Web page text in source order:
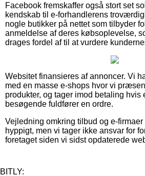
Facebook fremskaffer også stort set
kendskab til e-forhandlerens
nogle butikker på nettet som tilbyder
anmeldelse af deres købsoplevelse,
drages fordel af til at vurdere
Websitet finansieres af annoncer. Vi
med en masse e-shops hvor vi
produkter, og tager imod betaling hvis
besøgende fuldfører en ordre.
Vejledning omkring tilbud og e-
hyppigt, men vi tager ikke ansvar for
foretaget siden vi sidst opdaterede
BITLY: